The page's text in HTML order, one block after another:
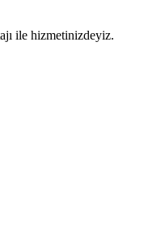
ile hizmetinizdeyiz.